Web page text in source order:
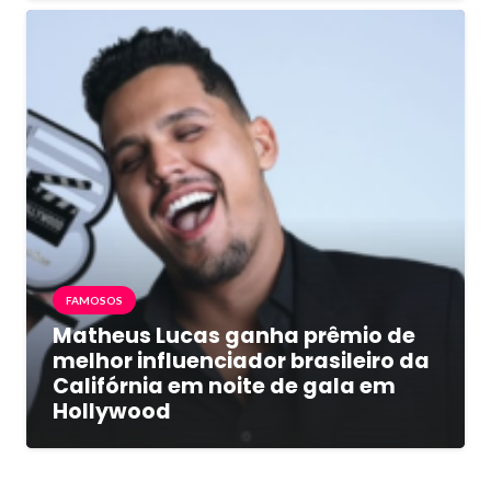
FAMOSOS
Matheus Lucas ganha prêmio de
melhor influenciador brasileiro da
Califórnia em noite de gala em
Hollywood